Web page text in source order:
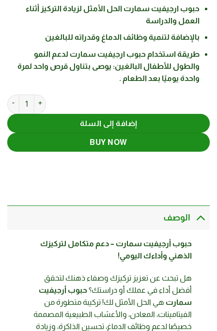
حبوب ارجيفيت سمارت الحل الأمثل لزيادة التركيز أثناء
العمل والدراسة
بالإضافة لتنمية وظائف الدماغ وقدراته للبالغين
طريقة استخدام حبوب ارجيفيت سمارت لدعم النمو
والطول للأطفال البالغين: يوصى بتناول قرص واحد لمرة
واحدة يوميًا بعد الطعام .
إضافة إلى السلة
BUY NOW
الوصف
حبوب أرجيفيت سمارت – دعم متكامل لتركيزك
الذهني وأداءك اليومي!
هل تبحث عن تعزيز تركيزك وصفاء ذهنك لتحقق
أفضل أداء في عملك أو دراستك؟ حبوب أرجيفيت
سمارت هي الحل الأمثل لك! تركيبة متطورة من
الفيتامينات، المعادن، والأعشاب الطبيعية المصممة
خصيصًا لدعم وظائف الدماغ، تحسين الذاكرة، وزيادة